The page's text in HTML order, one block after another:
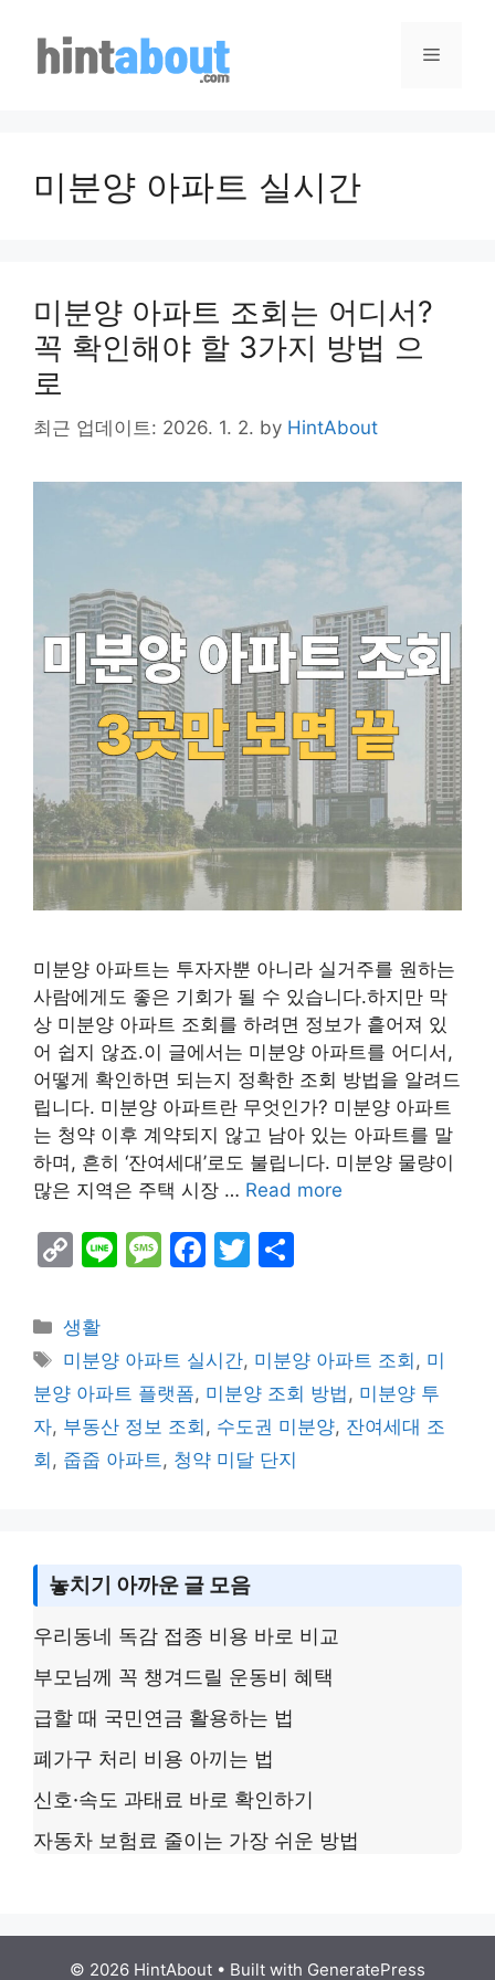
content
Menu
미분양 아파트 실시간
미분양 아파트 조회는 어디서?
꼭 확인해야 할 3가지 방법 으
로
최근 업데이트: 2026. 1. 2. by HintAbout
미분양 아파트는 투자자뿐 아니라 실거주를 원하는
사람에게도 좋은 기회가 될 수 있습니다.하지만 막
상 미분양 아파트 조회를 하려면 정보가 흩어져 있
어 쉽지 않죠.이 글에서는 미분양 아파트를 어디서,
어떻게 확인하면 되는지 정확한 조회 방법을 알려드
립니다. 미분양 아파트란 무엇인가? 미분양 아파트
는 청약 이후 계약되지 않고 남아 있는 아파트를 말
하며, 흔히 ‘잔여세대’로도 불립니다. 미분양 물량이
많은 지역은 주택 시장 … Read more
C
p
y
Li
n
k
Li M
s
a
g
e
F
e
b
o
o
T
er e
Categories
생활
Tags
미분양 아파트 실시간, 미분양 아파트 조회 , 미
분양 아파트 플랫폼, 미분양 조회 방법, 미분양 투
자, 부동산 정보 조회 , 수도권 미분양, 잔여세대 조
회 , 줍줍 아파트, 청약 미달 단지
놓치기 아까운 글 모음
우리동네 독감 접종 비용 바로 비교
부모님께 꼭 챙겨드릴 운동비 혜택
급할 때 국민연금 활용하는 법
폐가구 처리 비용 아끼는 법
신호·속도 과태료 바로 확인하기
자동차 보험료 줄이는 가장 쉬운 방법
© 2026 HintAbout • Built with GeneratePress